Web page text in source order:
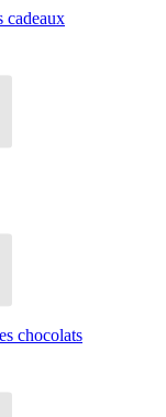
cadeaux
chocolats